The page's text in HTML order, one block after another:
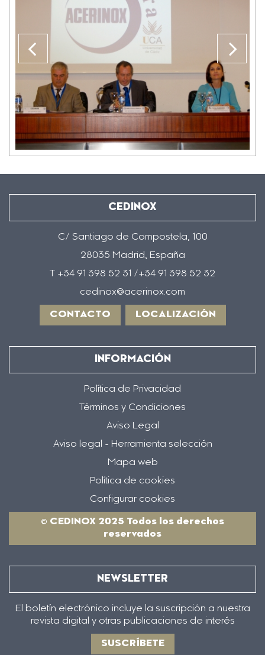
Anterior
CEDINOX
C/ Santiago de Compostela, 100
28035 Madrid, España
T +34 91 398 52 31 /+34 91 398 52 32
cedinox@acerinox.com
CONTACTO LOCALIZACIÓN
INFORMACIÓN
Política de Privacidad
Términos y Condiciones
Aviso Legal
Aviso legal - Herramienta selección
Mapa web
Política de cookies
Configurar cookies
© CEDINOX 2025 Todos los derechos
reservados
NEWSLETTER
El boletín electrónico incluye la suscripción a nuestra
revista digital y otras publicaciones de interés
SUSCRÍBETE